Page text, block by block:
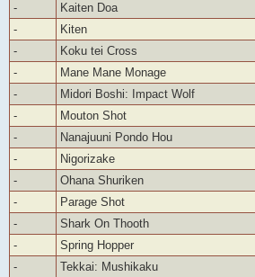
-
Kaiten Doa
-
Kiten
-
Koku tei Cross
-
Mane Mane Monage
-
Midori Boshi: Impact Wolf
-
Mouton Shot
-
Nanajuuni Pondo Hou
-
Nigorizake
-
Ohana Shuriken
-
Parage Shot
-
Shark On Thooth
-
Spring Hopper
-
Tekkai: Mushikaku